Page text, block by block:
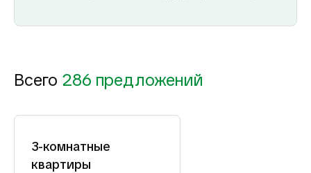
Всего 286 предложений
3-комнатные
квартиры